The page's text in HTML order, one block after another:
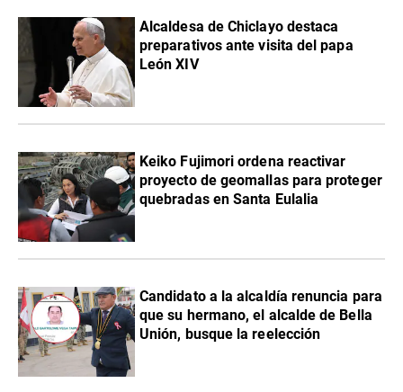
Alcaldesa de Chiclayo destaca
preparativos ante visita del papa
León XIV
Keiko Fujimori ordena reactivar
proyecto de geomallas para proteger
quebradas en Santa Eulalia
Candidato a la alcaldía renuncia para
que su hermano, el alcalde de Bella
Unión, busque la reelección